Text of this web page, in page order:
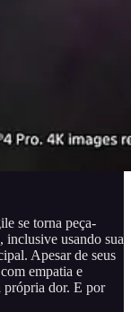
se torna peça-
inclusive usando sua
Apesar de seus
empatia e
dor. E por